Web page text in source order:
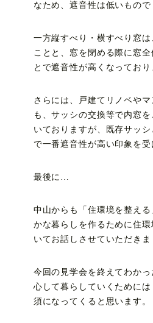
なため、遮音性は低いもので
一方縦すべり・横すべり窓
ことと、窓を閉める際に窓全
とで遮音性が高くなっており
さらには、戸建てリノベや
も、サッシの交換等で内窓
いておりますが、既存サッ
で一番遮音性が高い印象を受
最後に…
中山からも「住環境を整え
かな暮らしを作るために住
いてお話しさせていただきま
今回の見学会を終えてわか
心して暮らしていくために
須になってくると思います。